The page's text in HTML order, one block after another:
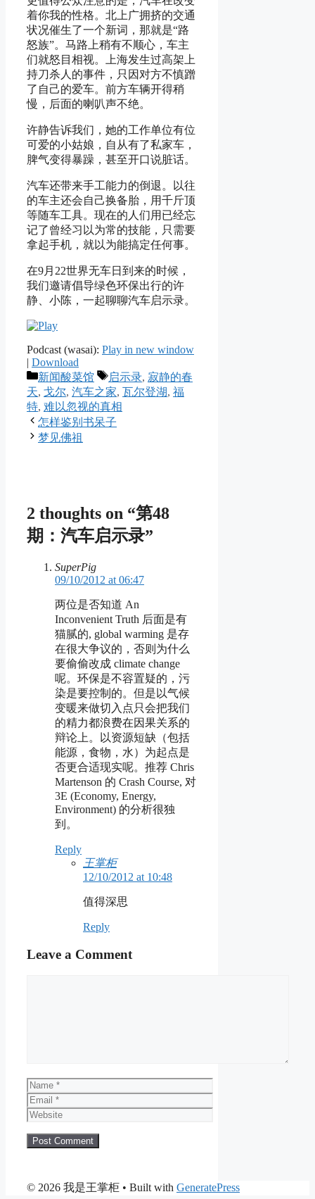
着你我的性格。北上广拥挤的交通
状况催生了一个新词，那就是“路
怒族”。马路上稍有不顺心，车主
们就怒目相视。上海发生过高架上
持刀杀人的事件，只因对方不慎蹭
了自己的爱车。前方车辆开得稍
慢，后面的喇叭声不绝。
许静告诉我们，她的工作单位有位
可爱的小姑娘，自从有了私家车，
脾气变得暴躁，甚至开口说脏话。
汽车还带来手工能力的倒退。以往
的车主还会自己换备胎，用千斤顶
等随车工具。现在的人们用已经忘
记了曾经习以为常的技能，只需要
拿起手机，就以为能搞定任何事。
在9月22世界无车日到来的时候，
我们邀请倡导绿色环保出行的许
静、小陈，一起聊聊汽车启示录。
Podcast (wasai): Play in new window
| Download
Categories
新闻酸菜馆 Tags
启示录, 寂静的春
天, 戈尔, 汽车之家, 瓦尔登湖, 福
特, 难以忽视的真相
怎样鉴别书呆子
梦见佛祖
2 thoughts on “第48
期：汽车启示录”
SuperPig
09/10/2012 at 06:47
两位是否知道 An
Inconvenient Truth 后面是有
猫腻的, global warming 是存
在很大争议的，否则为什么
要偷偷改成 climate change
呢。环保是不容置疑的，污
染是要控制的。但是以气候
变暖来做切入点只会把我们
的精力都浪费在因果关系的
辩论上。以资源短缺（包括
能源，食物，水）为起点是
否更合适现实呢。推荐 Chris
Martenson 的 Crash Course, 对
3E (Economy, Energy,
Environment) 的分析很独
到。
Reply
王掌柜
12/10/2012 at 10:48
值得深思
Reply
Leave a Comment
Name
Email
Website
© 2026 我是王掌柜 • Built with GeneratePress